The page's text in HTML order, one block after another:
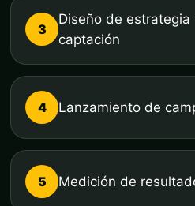
3
Diseño de
captación
4 Lanzamiento de
5 Medición de